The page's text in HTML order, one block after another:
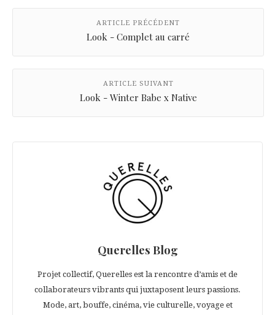
ARTICLE PRÉCÉDENT
Look - Complet au carré
ARTICLE SUIVANT
Look - Winter Babe x Native
Querelles Blog
Projet collectif, Querelles est la rencontre d’amis et de
collaborateurs vibrants qui juxtaposent leurs passions.
Mode, art, bouffe, cinéma, vie culturelle, voyage et